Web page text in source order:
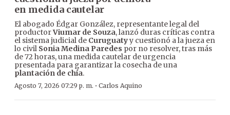
en medida cautelar
El abogado Édgar González, representante legal del
productorViumar de Souza, lanzó duras críticas contra
el sistema judicial de Curuguatyy cuestionó a la jueza en
lo civil Sonia Medina Paredes por no resolver, tras más
de 72 horas, una medida cautelar de urgencia
presentada para garantizar la cosecha de una
plantación de chía.
Agosto 7, 2026 07:29 p. m. · Carlos Aquino